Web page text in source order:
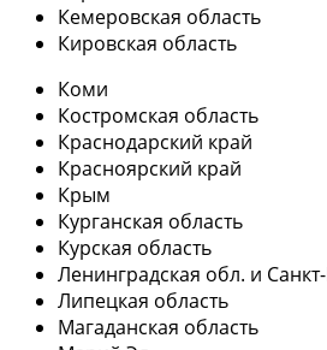
Кемеровская область
Кировская область
Коми
Костромская область
Краснодарский край
Красноярский край
Крым
Курганская область
Курская область
Ленинградская обл. и
Липецкая область
Магаданская область